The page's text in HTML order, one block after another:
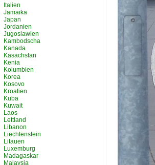
Italien
Jamaika
Japan
Jordanien
Jugoslawien
Kambodscha
Kanada
Kasachstan
Kenia
Kolumbien
Korea
Kosovo
Kroatien
Kuba
Kuwait
Laos
Lettland
Libanon
Liechtenstein
Litauen
Luxemburg
Madagaskar
Malaysia